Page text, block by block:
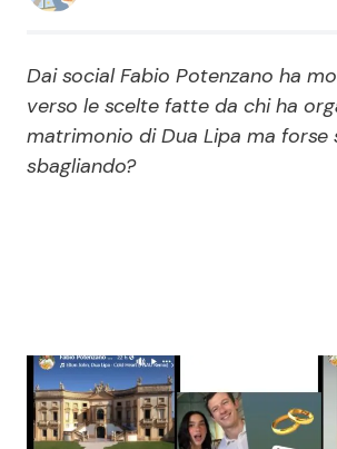
Economia
Persone Scomparse
Politica Reality
News Musica
Dai social Fabio Potenzano ha
verso le scelte fatte da chi ha
matrimonio di Dua Lipa ma forse
sbagliando?